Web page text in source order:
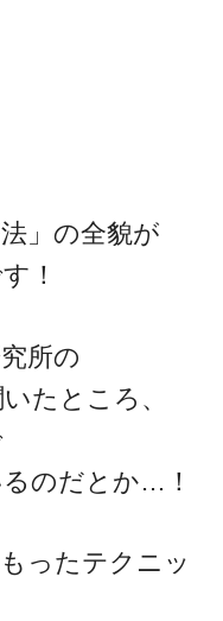
」の全貌が
！
所の
たところ、
のだとか…！
ったテクニッ